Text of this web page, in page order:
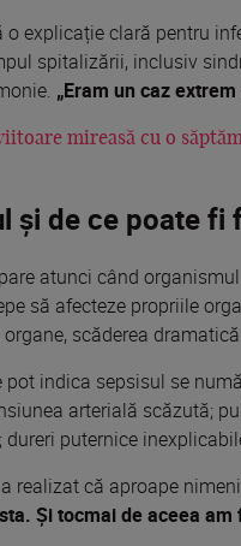
o explicație clară pentru
spitalizării, inclusiv
„Eram un caz
mireasă cu o
și de ce poate fi
atunci când
să afecteze propriile
scăderea
indica sepsisul se
arterială scăzută;
puternice
realizat că aproape
Și tocmai de aceea